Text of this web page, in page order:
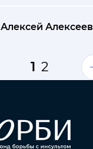
Алексей Алексеев
1 2